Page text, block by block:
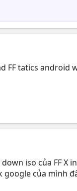
FF tatics android
iso của FF
google của mình